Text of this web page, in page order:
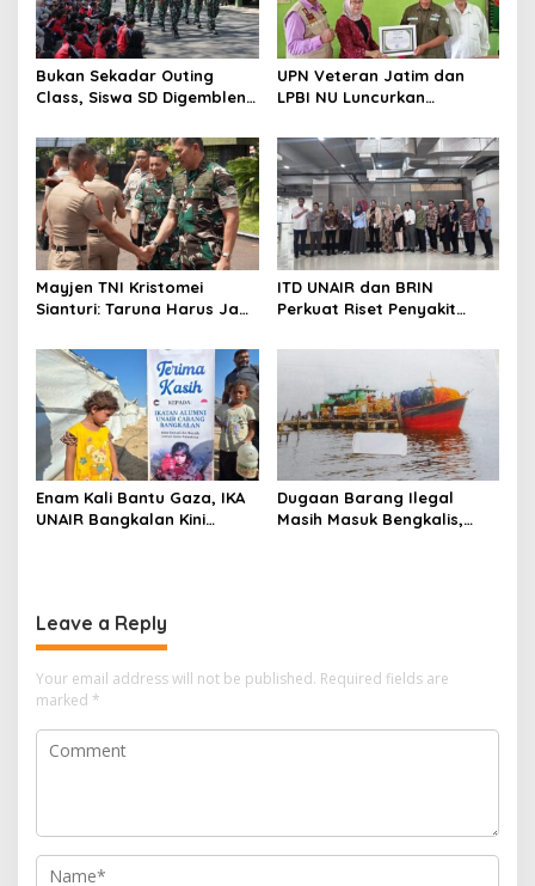
Bukan Sekadar Outing
Class, Siswa SD Digembleng
UPN Veteran Jatim dan
LPBI NU Luncurkan
Ketangguhan Bencana
Mayjen TNI Kristomei
Sianturi: Taruna Harus Jadi
ITD UNAIR dan BRIN
Perkuat Riset Penyakit
Kesehatan Nasional
Enam Kali Bantu Gaza, IKA
UNAIR Bangkalan Kini
Dugaan Barang Ilegal
Masih Masuk Bengkalis,
Leave a Reply
Your email address will not be published. Required fields are
marked *